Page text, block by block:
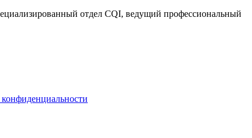
отдел CQI, ведущий профессиональный